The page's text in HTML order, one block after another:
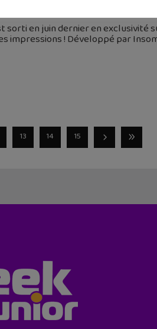
en juin dernier en exclusivité
impressions ! Développé par
13 14 15